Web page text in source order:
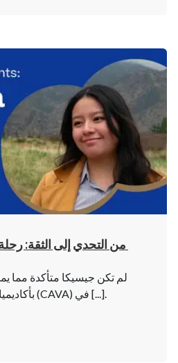
لم تكن جيسيكا متأكدة مما
بأكاديميات كاليفورنيا الافتراضية (CAVA) في [...].